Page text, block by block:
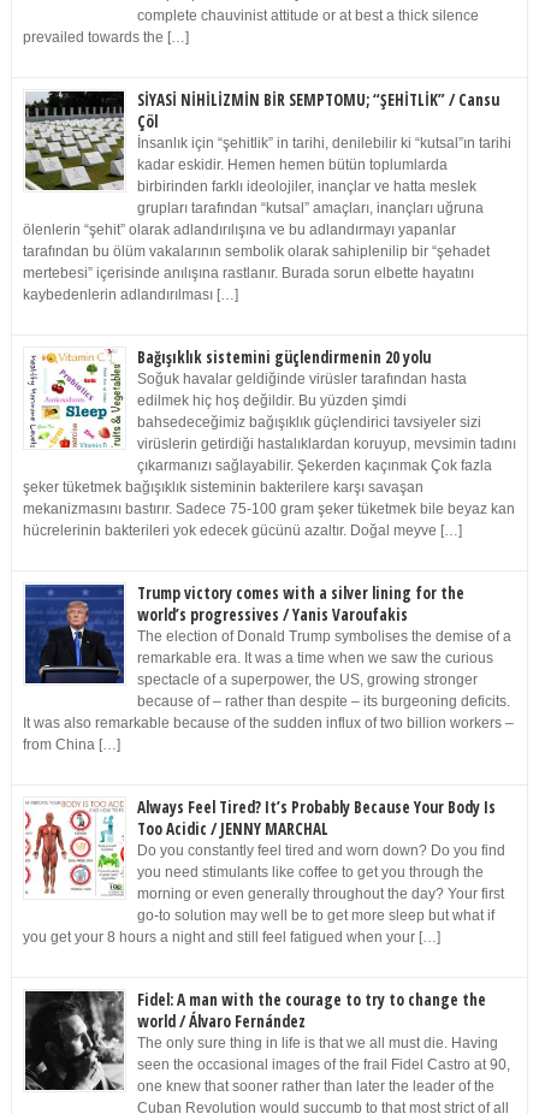
complete chauvinist attitude or at best a thick silence
prevailed towards the […]
SİYASİ NİHİLİZMİN BİR SEMPTOMU; “ŞEHİTLİK” / Cansu
Çöl
İnsanlık için “şehitlik” in tarihi, denilebilir ki “kutsal”ın tarihi
kadar eskidir. Hemen hemen bütün toplumlarda
birbirinden farklı ideolojiler, inançlar ve hatta meslek
grupları tarafından “kutsal” amaçları, inançları uğruna
ölenlerin “şehit” olarak adlandırılışına ve bu adlandırmayı yapanlar
tarafından bu ölüm vakalarının sembolik olarak sahiplenilip bir “şehadet
mertebesi” içerisinde anılışına rastlanır. Burada sorun elbette hayatını
kaybedenlerin adlandırılması […]
Bağışıklık sistemini güçlendirmenin 20 yolu
Soğuk havalar geldiğinde virüsler tarafından hasta
edilmek hiç hoş değildir. Bu yüzden şimdi
bahsedeceğimiz bağışıklık güçlendirici tavsiyeler sizi
virüslerin getirdiği hastalıklardan koruyup, mevsimin tadını
çıkarmanızı sağlayabilir. Şekerden kaçınmak Çok fazla
şeker tüketmek bağışıklık sisteminin bakterilere karşı savaşan
mekanizmasını bastırır. Sadece 75-100 gram şeker tüketmek bile beyaz kan
hücrelerinin bakterileri yok edecek gücünü azaltır. Doğal meyve […]
Trump victory comes with a silver lining for the
world’s progressives / Yanis Varoufakis
The election of Donald Trump symbolises the demise of a
remarkable era. It was a time when we saw the curious
spectacle of a superpower, the US, growing stronger
because of – rather than despite – its burgeoning deficits.
It was also remarkable because of the sudden influx of two billion workers –
from China […]
Always Feel Tired? It’s Probably Because Your Body Is
Too Acidic / JENNY MARCHAL
Do you constantly feel tired and worn down? Do you find
you need stimulants like coffee to get you through the
morning or even generally throughout the day? Your first
go-to solution may well be to get more sleep but what if
you get your 8 hours a night and still feel fatigued when your […]
Fidel: A man with the courage to try to change the
world / Álvaro Fernández
The only sure thing in life is that we all must die. Having
seen the occasional images of the frail Fidel Castro at 90,
one knew that sooner rather than later the leader of the
Cuban Revolution would succumb to that most strict of all